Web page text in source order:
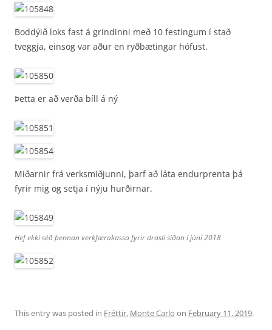
Boddýið loks fast á grindinni með 10 festingum í stað
tveggja, einsog var aður en ryðbætingar hófust.
Þetta er að verða bíll á ný
Miðarnir frá verksmiðjunni, þarf að láta endurprenta þá
fyrir mig og setja í nýju hurðirnar.
Hef ekki séð þennan verkfærakassa fyrir drasli síðan í júní 2018
This entry was posted in Fréttir, Monte Carlo on February 11, 2019.